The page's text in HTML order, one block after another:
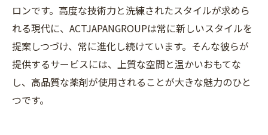
ロンです。高度な技術力と洗練されたスタイルが求めら
れる現代に、ACTJAPANGROUPは常に新しいスタイルを
提案しつづけ、常に進化し続けています。そんな彼らが
提供するサービスには、上質な空間と温かいおもてな
し、高品質な薬剤が使用されることが大きな魅力のひと
つです。